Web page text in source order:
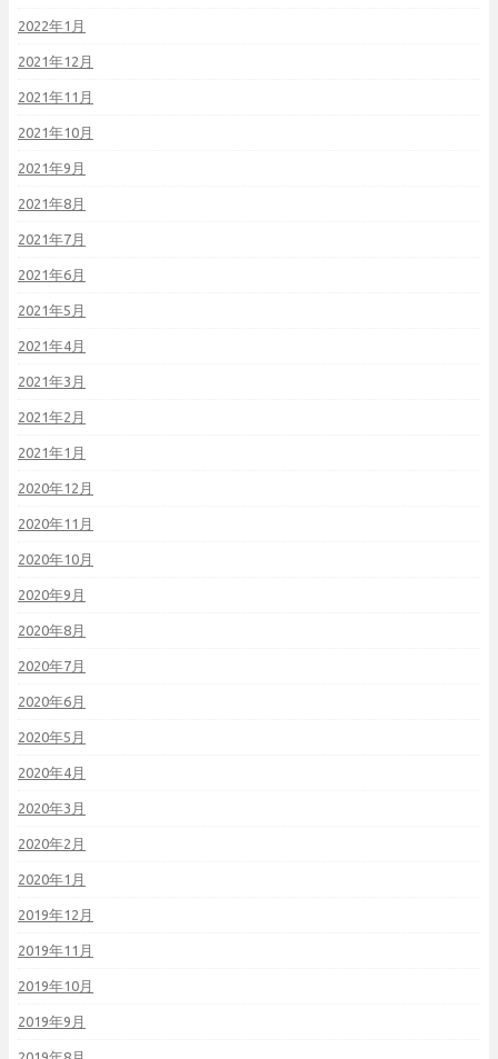
2022年1月
2021年12月
2021年11月
2021年10月
2021年9月
2021年8月
2021年7月
2021年6月
2021年5月
2021年4月
2021年3月
2021年2月
2021年1月
2020年12月
2020年11月
2020年10月
2020年9月
2020年8月
2020年7月
2020年6月
2020年5月
2020年4月
2020年3月
2020年2月
2020年1月
2019年12月
2019年11月
2019年10月
2019年9月